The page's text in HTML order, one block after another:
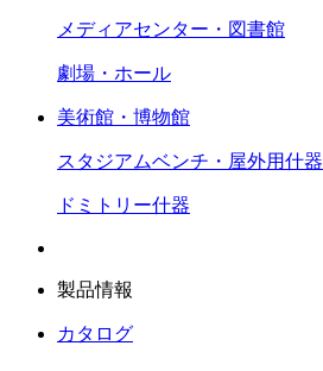
メディアセンター・図書館
劇場・ホール
美術館・博物館
スタジアムベンチ・屋外用什器
ドミトリー什器
製品情報
カタログ